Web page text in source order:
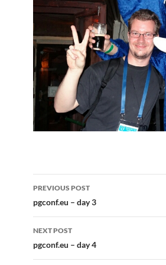
Post
navigation
PREVIOUS POST
pgconf.eu – day 3
NEXT POST
pgconf.eu – day 4